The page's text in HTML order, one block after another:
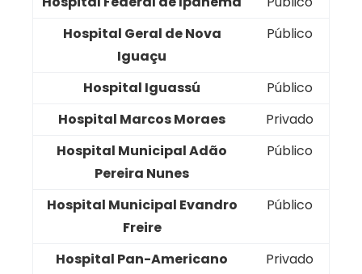
Hospital Geral de Nova
Iguaçu
Público
Hospital Iguassú
Público
Hospital Marcos Moraes
Privado
Hospital Municipal Adão
Pereira Nunes
Público
Hospital Municipal Evandro
Freire
Público
Hospital Pan-Americano
Privado